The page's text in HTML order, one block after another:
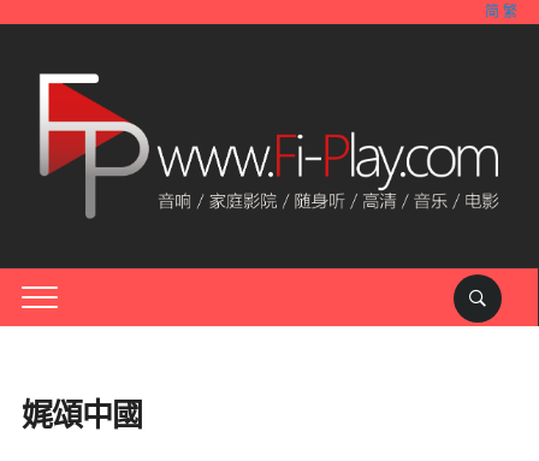
简 繁
娓頌中國